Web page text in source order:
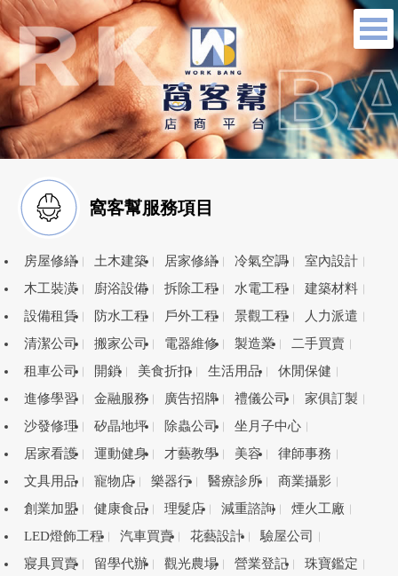
窩客幫服務項目
房屋修繕 土木建築 居家修繕 冷氣空調
室內設計
木工裝潢
廚浴設備 拆除工程 水電工程
建築材料
設備租賃
防水工程 戶外工程 景觀工程
人力派遣
清潔公司
搬家公司 電器維修 製造業
二手買賣
租車公司
開鎖 美食折扣 生活用品
休閒保健
進修學習
金融服務 廣告招牌 禮儀公司
家俱訂製
沙發修理
矽晶地坪 除蟲公司
坐月子中心
居家看護
運動健身 才藝教學 美容
律師事務
文具用品
寵物店 樂器行 醫療診所
商業攝影
創業加盟
健康食品 理髮店 減重諮詢
煙火工廠
LED燈飾工程
汽車買賣 花藝設計
驗屋公司
寢具買賣
留學代辦 觀光農場 營業登記
珠寶鑑定